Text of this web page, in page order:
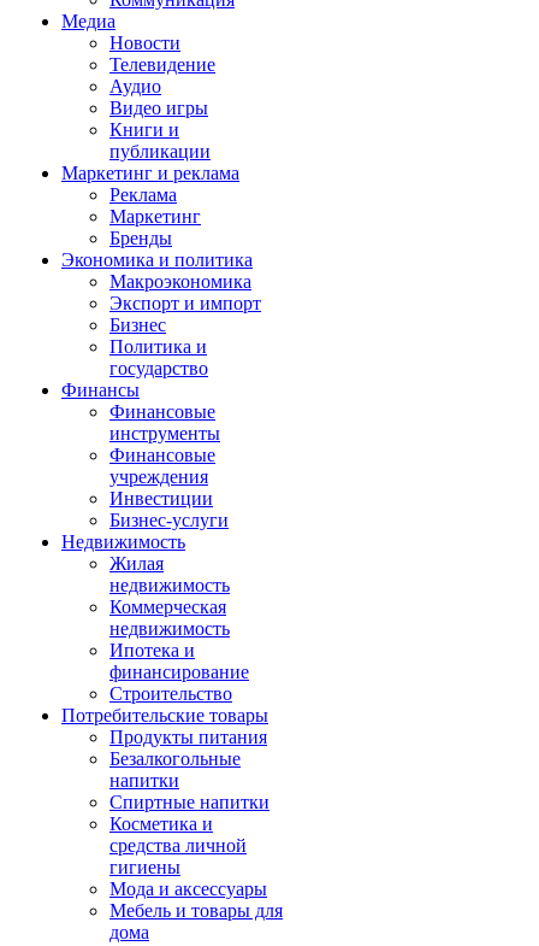
Медиа
Новости
Телевидение
Аудио
Видео игры
Книги и
публикации
Маркетинг и реклама
Реклама
Маркетинг
Бренды
Экономика и политика
Макроэкономика
Экспорт и импорт
Бизнес
Политика и
государство
Финансы
Финансовые
инструменты
Финансовые
учреждения
Инвестиции
Бизнес-услуги
Недвижимость
Жилая
недвижимость
Коммерческая
недвижимость
Ипотека и
финансирование
Строительство
Потребительские товары
Продукты питания
Безалкогольные
напитки
Спиртные напитки
Косметика и
средства личной
гигиены
Мода и аксессуары
Мебель и товары для
дома